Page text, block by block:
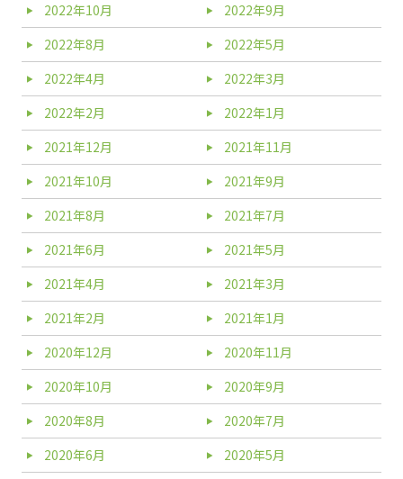
2022年10月
2022年9月
2022年8月
2022年5月
2022年4月
2022年3月
2022年2月
2022年1月
2021年12月
2021年11月
2021年10月
2021年9月
2021年8月
2021年7月
2021年6月
2021年5月
2021年4月
2021年3月
2021年2月
2021年1月
2020年12月
2020年11月
2020年10月
2020年9月
2020年8月
2020年7月
2020年6月
2020年5月